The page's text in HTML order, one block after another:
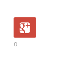
0